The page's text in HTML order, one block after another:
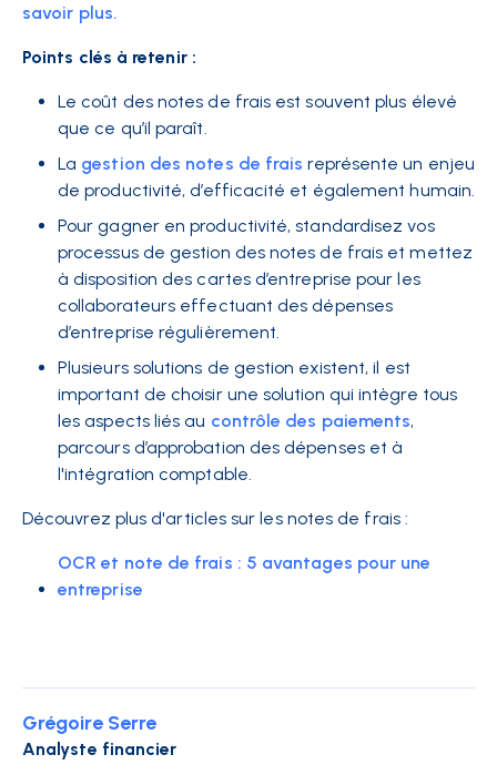
savoir plus.
Points clés à retenir :
Le coût des notes de frais est souvent plus élevé
que ce qu’il paraît.
La gestion des notes de frais représente un enjeu
de productivité, d’efficacité et également humain.
Pour gagner en productivité, standardisez vos
processus de gestion des notes de frais et mettez
à disposition des cartes d’entreprise pour les
collaborateurs effectuant des dépenses
d’entreprise régulièrement.
Plusieurs solutions de gestion existent, il est
important de choisir une solution qui intègre tous
les aspects liés au contrôle des paiements,
parcours d’approbation des dépenses et à
l'intégration comptable.
Découvrez plus d'articles sur les notes de frais :
OCR et note de frais : 5 avantages pour une
entreprise
Grégoire Serre
Analyste financier